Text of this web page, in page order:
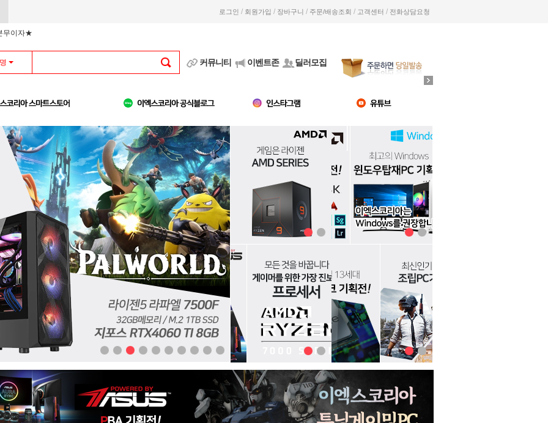
로그인 / 회원가입 / 장바구니 / 주문/배송조회 / 고객센터 / 전화상담요청
무이자★
커뮤니티 이벤트존 딜러모집